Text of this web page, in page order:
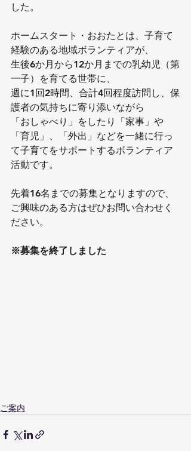
した。
ホームスタート・おおたとは、子育て
経験のある地域ボランティアが、
生後6か月から12か月までの乳幼児（第
一子）を育てる世帯に、
週に1回2時間、合計4回程度訪問し、保
護者の気持ちに寄り添いながら
「おしゃべり」をしたり「家事」や
「育児」、「外出」などを一緒に行っ
て子育てをサポートするボランティア
活動です。
先着16名までの募集となりますので、
ご興味のある方はぜひお問い合わせく
ださい。
※募集を終了しました
ご案内